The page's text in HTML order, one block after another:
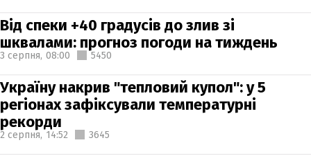
Від спеки +40 градусів до злив зі
шквалами: прогноз погоди на тиждень
3 серпня, 08:00 5450
Україну накрив "тепловий купол": у 5
регіонах зафіксували температурні
рекорди
2 серпня, 14:52 3645